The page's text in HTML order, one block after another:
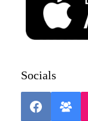
Socials